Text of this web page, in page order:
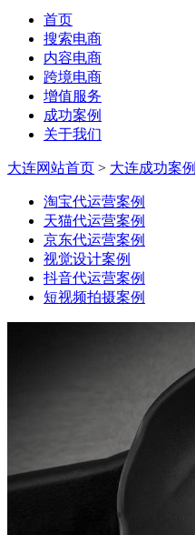
首页
搜索电商
内容电商
跨境电商
增值服务
成功案例
关于我们
大连网站首页 > 大连成功案例
淘宝代运营案例
天猫代运营案例
京东代运营案例
视觉设计案例
抖音代运营案例
短视频拍摄案例